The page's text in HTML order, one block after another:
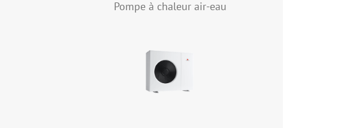
Pompe à chaleur air-eau